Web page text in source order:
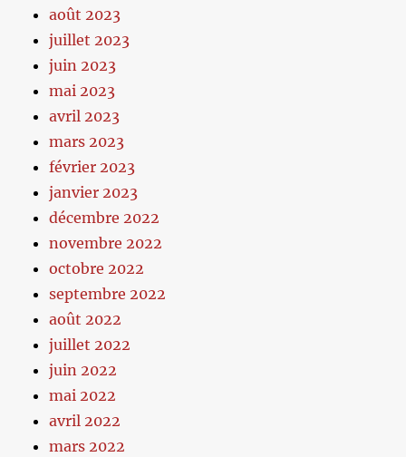
août 2023
juillet 2023
juin 2023
mai 2023
avril 2023
mars 2023
février 2023
janvier 2023
décembre 2022
novembre 2022
octobre 2022
septembre 2022
août 2022
juillet 2022
juin 2022
mai 2022
avril 2022
mars 2022